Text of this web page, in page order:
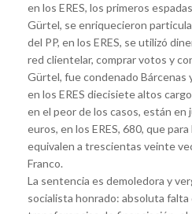
en los ERES, los primeros
Gürtel, se enriquecieron
del PP, en los ERES, se utilizó
red clientelar, comprar votos y
Gürtel, fue condenado Bárcenas
en los ERES diecisiete altos
en el peor de los casos, están en
euros, en los ERES, 680, que
equivalen a trescientas veinte
Franco.
La sentencia es demoledora y
socialista honrado: absoluta